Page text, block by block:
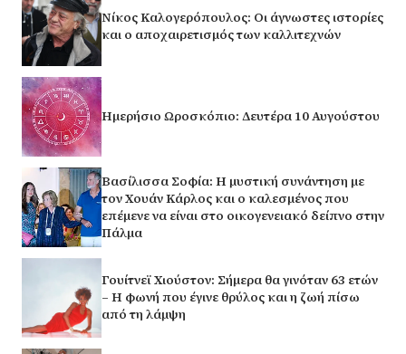
Νίκος Καλογερόπουλος: Οι άγνωστες ιστορίες
και ο αποχαιρετισμός των καλλιτεχνών
Ημερήσιο Ωροσκόπιο: Δευτέρα 10 Αυγούστου
Βασίλισσα Σοφία: H μυστική συνάντηση με
τον Χουάν Κάρλος και ο καλεσμένος που
επέμενε να είναι στο οικογενειακό δείπνο στην
Πάλμα
Γουίτνεϊ Χιούστον: Σήμερα θα γινόταν 63 ετών
– Η φωνή που έγινε θρύλος και η ζωή πίσω
από τη λάμψη